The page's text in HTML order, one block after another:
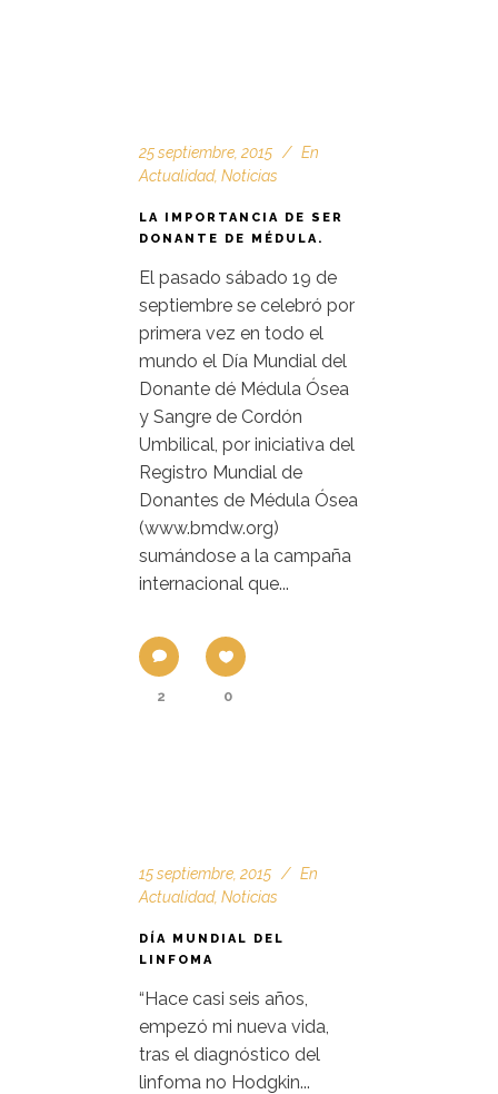
25 septiembre, 2015
En
Actualidad, Noticias
LA IMPORTANCIA DE SER
DONANTE DE MÉDULA.
El pasado sábado 19 de
septiembre se celebró por
primera vez en todo el
mundo el Día Mundial del
Donante dé Médula Ósea
y Sangre de Cordón
Umbilical, por iniciativa del
Registro Mundial de
Donantes de Médula Ósea
(www.bmdw.org)
sumándose a la campaña
internacional que...
2 0
15 septiembre, 2015
En
Actualidad, Noticias
DÍA MUNDIAL DEL
LINFOMA
“Hace casi seis años,
empezó mi nueva vida,
tras el diagnóstico del
linfoma no Hodgkin...